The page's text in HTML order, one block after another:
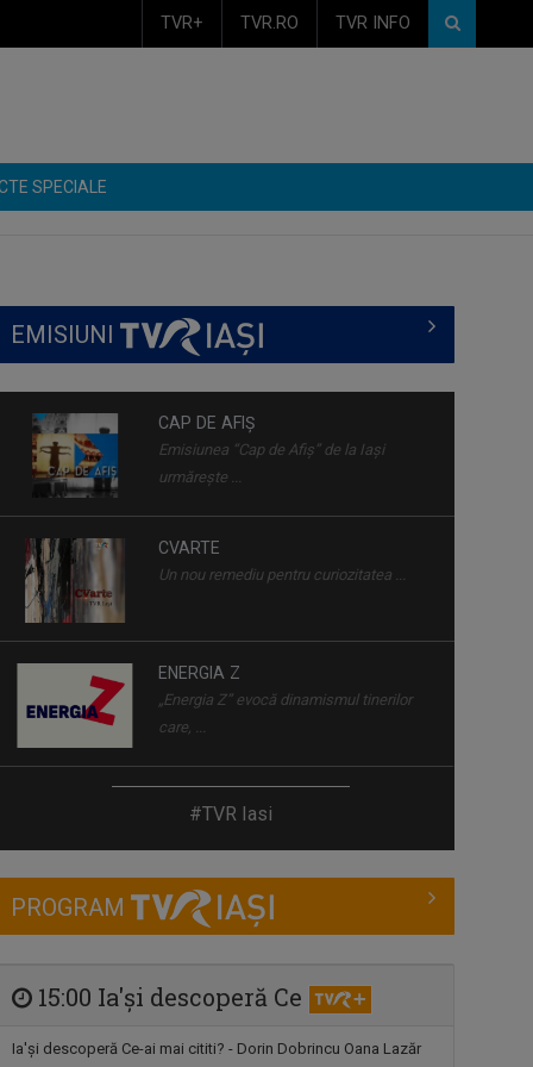
TVR+ TVR.RO TVR INFO
SPECIALE
EMISIUNI
CAP DE AFIȘ
Emisiunea “Cap de Afiş” de la Iaşi
urmăreşte ...
CVARTE
Un nou remediu pentru curiozitatea ...
ENERGIA Z
„Energia Z” evocă dinamismul tinerilor
care, ...
FAMILION
DIMINEȚI PERFECTE
Emisiune matinală, de luni până vineri,
Spectacole, concerte, festivaluri, lansări
#TVR Iasi
PROGRAM
15:00 Ia'și descoperă Ce
Ia'și descoperă Ce-ai mai cititi? - Dorin Dobrincu Oana Lazăr